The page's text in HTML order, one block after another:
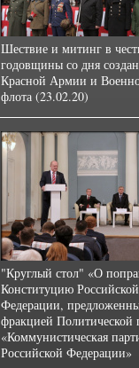
Шествие и митинг в
годовщины со дня
Красной Армии и
флота (23.02.20)
"Круглый стол" «О
Конституцию Российской
Федерации,
фракцией Политической
«Коммунистическая
Российской Федерации»